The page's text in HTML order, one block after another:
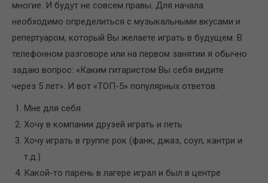
многие. И будут не совсем правы. Для начала
необходимо определиться с музыкальными вкусами и
репертуаром, который Вы желаете играть в будущем. В
телефонном разговоре или на первом занятии я обычно
задаю вопрос: «Каким гитаристом Вы себя видите
через 5 лет». И вот «ТОП-5» популярных ответов:
Мне для себя
Хочу в компании друзей играть и петь
Хочу играть в группе рок (фанк, джаз, соул, кантри и
т.д.)
Какой-то парень в лагере играл и был в центре